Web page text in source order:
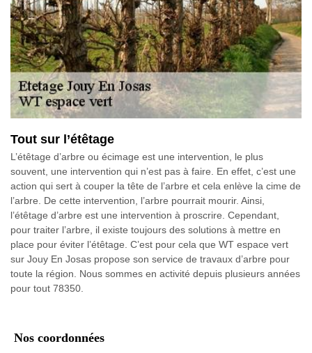
Tout sur l’étêtage
L’étêtage d’arbre ou écimage est une intervention, le plus
souvent, une intervention qui n’est pas à faire. En effet, c’est une
action qui sert à couper la tête de l’arbre et cela enlève la cime de
l’arbre. De cette intervention, l’arbre pourrait mourir. Ainsi,
l’étêtage d’arbre est une intervention à proscrire. Cependant,
pour traiter l’arbre, il existe toujours des solutions à mettre en
place pour éviter l’étêtage. C’est pour cela que WT espace vert
sur Jouy En Josas propose son service de travaux d’arbre pour
toute la région. Nous sommes en activité depuis plusieurs années
pour tout 78350.
Nos coordonnées